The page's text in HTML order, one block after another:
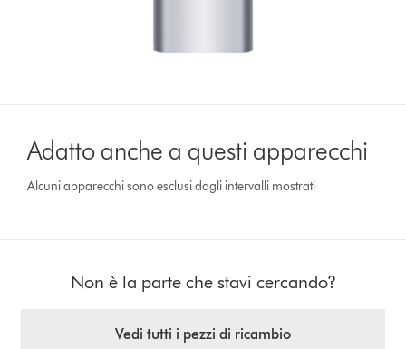
Adatto anche a questi apparecchi
Alcuni apparecchi sono esclusi dagli intervalli mostrati
Non è la parte che stavi cercando?
Vedi tutti i pezzi di ricambio